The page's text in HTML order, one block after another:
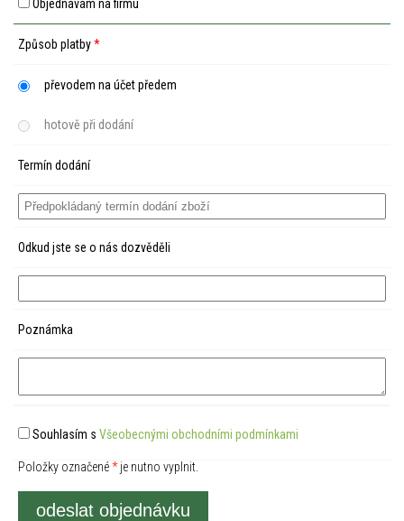
Objednávám na firmu
Způsob platby*
převodem na účet předem
hotově při dodání
Termín dodání
Odkud jste se o nás dozvěděli
Poznámka
Souhlasím s Všeobecnými obchodními podmínkami
Položky označené*je nutno vyplnit.
odeslat objednávku